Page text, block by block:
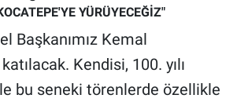
YÜRÜYECEĞİZ"
Başkanımız Kemal
Kendisi, 100. yılı
bu seneki törenlerde özellikle